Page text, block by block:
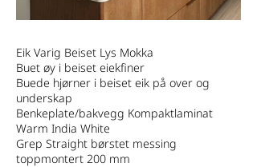
Eik Varig Beiset Lys Mokka
Buet øy i beiset eiekfiner
Buede hjørner i beiset eik på over og
underskap
Benkeplate/bakvegg Kompaktlaminat
Warm India White
Grep Straight børstet messing
toppmontert 200 mm